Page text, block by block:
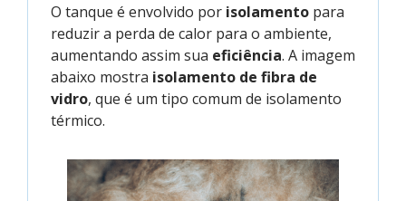
O tanque é envolvido por isolamento para
reduzir a perda de calor para o ambiente,
aumentando assim sua eficiência. A imagem
abaixo mostra isolamento de fibra de
vidro, que é um tipo comum de isolamento
térmico.